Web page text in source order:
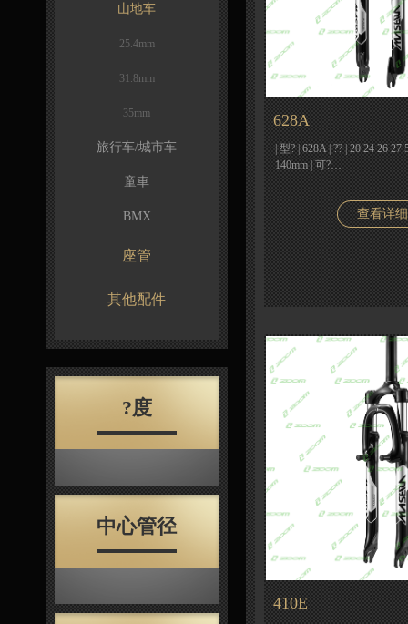
山地车
25.4mm
31.8mm
35mm
旅行车/城市车
童車
BMX
座管
其他配件
?度
中心管径
628A
| 型? | 628A | ?? | 20 24 26
140mm | 可?…
查看详细
410E